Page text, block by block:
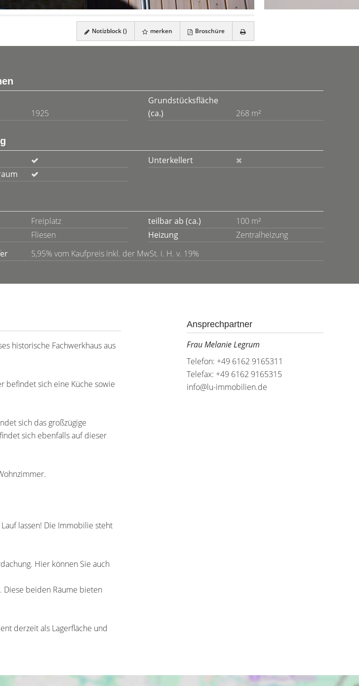
Notizblock () merken Broschüre
1925
Grundstücksfläche
(ca.)
268 m²
Unterkellert
Freiplatz teilbar ab (ca.)
100 m²
Fliesen Heizung
Zentralheizung
5,95% vom Kaufpreis inkl. der MwSt. i. H. v. 19%
historische Fachwerkhaus aus
befindet sich eine Küche sowie
sich das großzügige
sich ebenfalls auf dieser
lassen! Die Immobilie steht
Hier können Sie auch
Diese beiden Räume bieten
derzeit als Lagerfläche und
Ansprechpartner
Frau Melanie Legrum
Telefon: +49 6162 9165311
Telefax: +49 6162 9165315
info@lu-immobilien.de